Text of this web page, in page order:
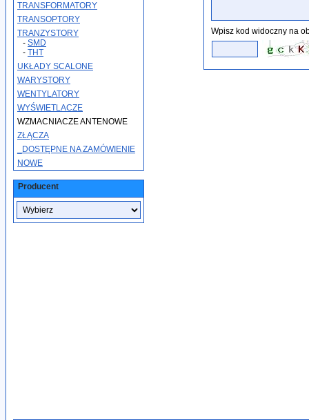
TRANSFORMATORY
TRANSOPTORY
TRANZYSTORY
- SMD
- THT
UKŁADY SCALONE
WARYSTORY
WENTYLATORY
WYŚWIETLACZE
WZMACNIACZE ANTENOWE
ZŁĄCZA
_DOSTĘPNE NA ZAMÓWIENIE
NOWE
Producent
Wpisz kod widoczny na